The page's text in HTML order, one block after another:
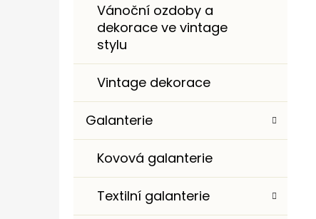
Vánoční ozdoby a
dekorace ve vintage
stylu
Vintage dekorace
Galanterie
Kovová galanterie
Textilní galanterie